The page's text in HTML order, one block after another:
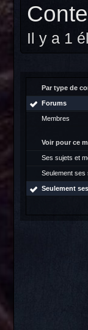
Il y a 1
Par type de
Forums
Membres
Voir pour ce
Ses sujets et
Seulement ses
Seulement